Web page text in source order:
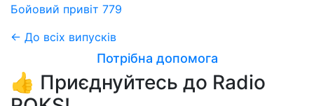
Бойовий привіт 779
← До всіх випусків
Потрібна допомога
👍 Приєднуйтесь до Radio